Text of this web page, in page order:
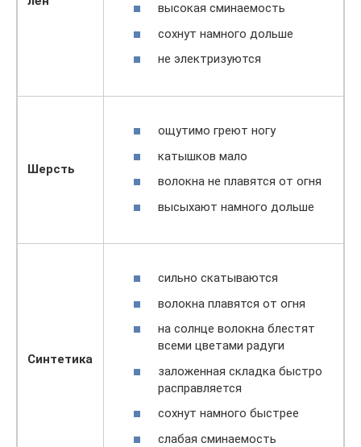
высокая сминаемость
сохнут намного дольше
не электризуются
Шерсть
ощутимо греют ногу
катышков мало
волокна не плавятся от огня
высыхают намного дольше
Синтетика
сильно скатываются
волокна плавятся от огня
на солнце волокна блестят
всеми цветами радуги
заложенная складка быстро
расправляется
сохнут намного быстрее
слабая сминаемость